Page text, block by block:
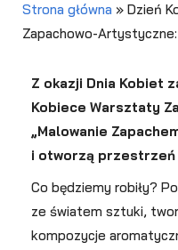
Strona główna » Dzień
Zapachowo-Artystyczne:
Z okazji Dnia Kobiet
Kobiece Warsztaty
„Malowanie
i otworzą
Co będziemy robiły?
ze światem sztuki,
kompozycje